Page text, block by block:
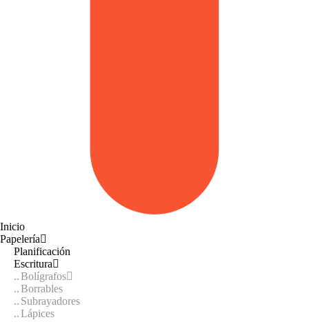
Inicio
Papelería
Planificación
Escritura
Bolígrafos
Borrables
Subrayadores
Lápices